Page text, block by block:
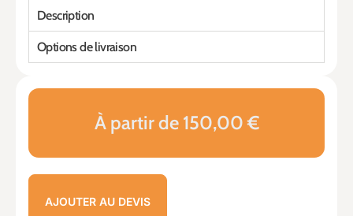
À partir de 150,00 €
AJOUTER AU DEVIS
Description
Options de livraison